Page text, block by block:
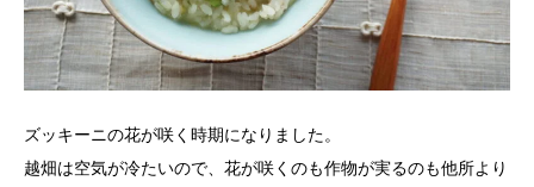
ズッキーニの花が咲く時期になりました。
越畑は空気が冷たいので、花が咲くのも作物が実るのも他所より